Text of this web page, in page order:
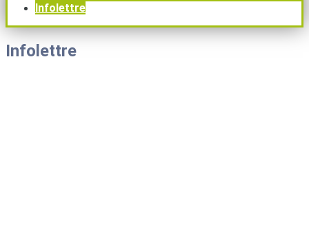
Infolettre
Infolettre